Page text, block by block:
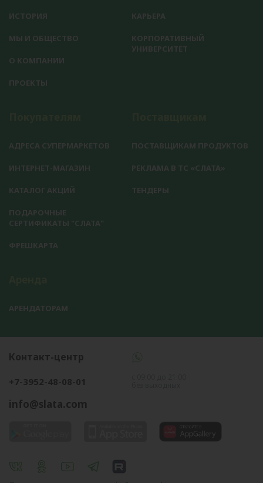
ИСТОРИЯ
МЫ И ОБЩЕСТВО
О КОМПАНИИ
ПРОЕКТЫ
КАРЬЕРА
КОРПОРАТИВНЫЙ
УНИВЕРСИТЕТ
АДРЕСА СУПЕРМАРКЕТОВ
ИНТЕРНЕТ-МАГАЗИН
КАТАЛОГ АКЦИЙ
ПОДАРОЧНЫЕ
СЕРТИФИКАТЫ "СЛАТА"
ФРЕШКАРТА
ПОСТАВЩИКАМ ПРОДУКТОВ
РЕКЛАМА В ТС «СЛАТА»
ТЕНДЕРЫ
АРЕНДАТОРАМ
Контакт-центр
+7-3952-48-08-01
info@slata.com